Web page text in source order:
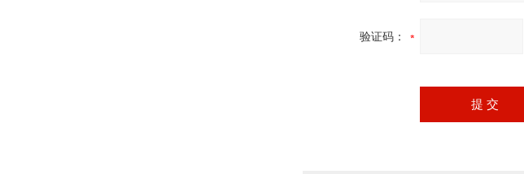
验证码：